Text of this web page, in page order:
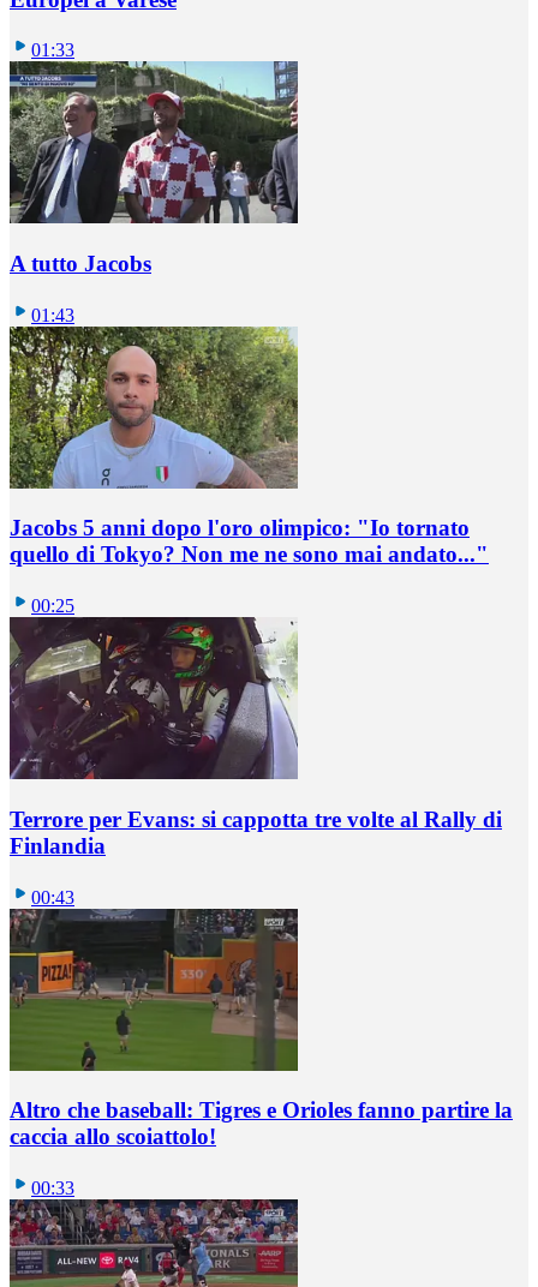
01:33
A tutto Jacobs
01:43
Jacobs 5 anni dopo l'oro olimpico: "Io tornato
quello di Tokyo? Non me ne sono mai andato..."
00:25
Terrore per Evans: si cappotta tre volte al Rally di
Finlandia
00:43
Altro che baseball: Tigres e Orioles fanno partire la
caccia allo scoiattolo!
00:33